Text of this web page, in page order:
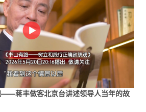
蒋丰做客北京台讲述领导人当年的故